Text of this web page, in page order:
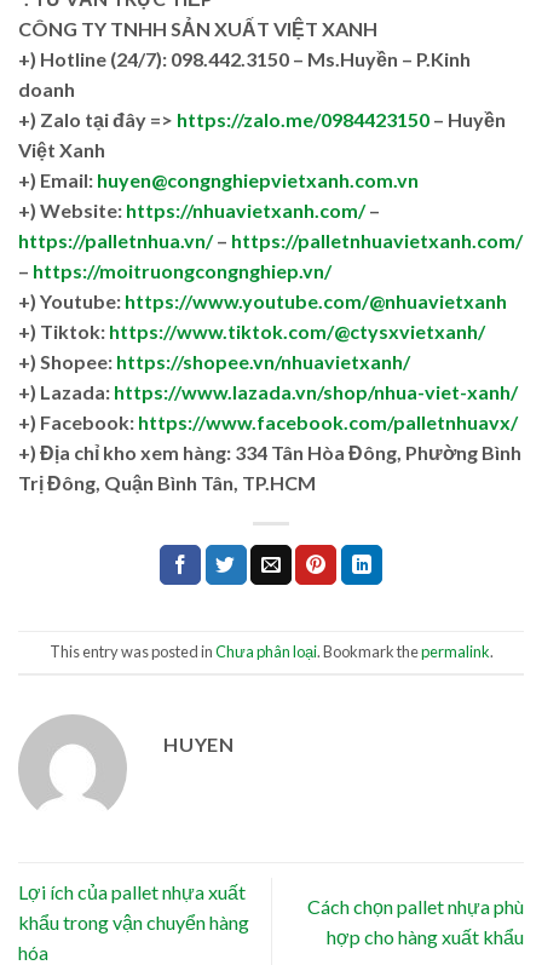
CÔNG TY TNHH SẢN XUẤT VIỆT XANH
+) Hotline (24/7): 098.442.3150 – Ms.Huyền – P.Kinh
doanh
+) Zalo tại đây => https://zalo.me/0984423150 – Huyền
Việt Xanh
+) Email: huyen@congnghiepvietxanh.com.vn
+) Website: https://nhuavietxanh.com/–
https://palletnhua.vn/– https://palletnhuavietxanh.com/
– https://moitruongcongnghiep.vn/
+) Youtube: https://www.youtube.com/@nhuavietxanh
+) Tiktok: https://www.tiktok.com/@ctysxvietxanh/
+) Shopee: https://shopee.vn/nhuavietxanh/
+) Lazada: https://www.lazada.vn/shop/nhua-viet-xanh/
+) Facebook: https://www.facebook.com/palletnhuavx/
+) Địa chỉ kho xem hàng: 334 Tân Hòa Đông, Phường Bình
Trị Đông, Quận Bình Tân, TP.HCM
This entry was posted inChưa phân loại. Bookmark thepermalink.
HUYEN
Lợi ích của pallet nhựa xuất
khẩu trong vận chuyển hàng
hóa
Cách chọn pallet nhựa phù
hợp cho hàng xuất khẩu